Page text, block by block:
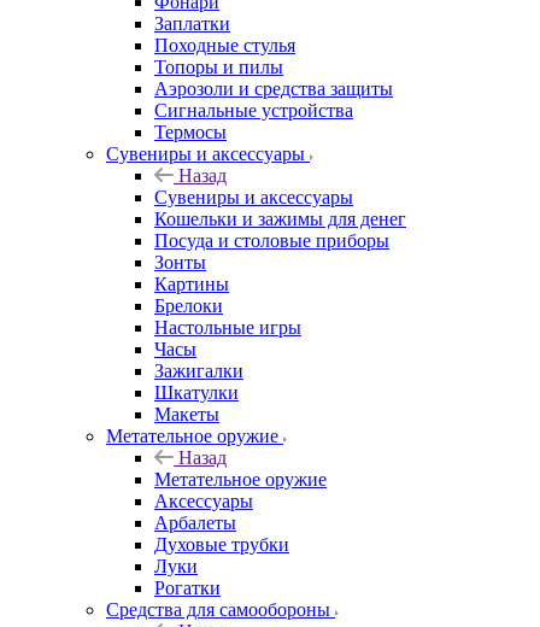
Заплатки
Походные стулья
Топоры и пилы
Аэрозоли и средства защиты
Сигнальные устройства
Термосы
Сувениры и аксессуары
Назад
Сувениры и аксессуары
Кошельки и зажимы для денег
Посуда и столовые приборы
Зонты
Картины
Брелоки
Настольные игры
Часы
Зажигалки
Шкатулки
Макеты
Метательное оружие
Назад
Метательное оружие
Аксессуары
Арбалеты
Духовые трубки
Луки
Рогатки
Средства для самообороны